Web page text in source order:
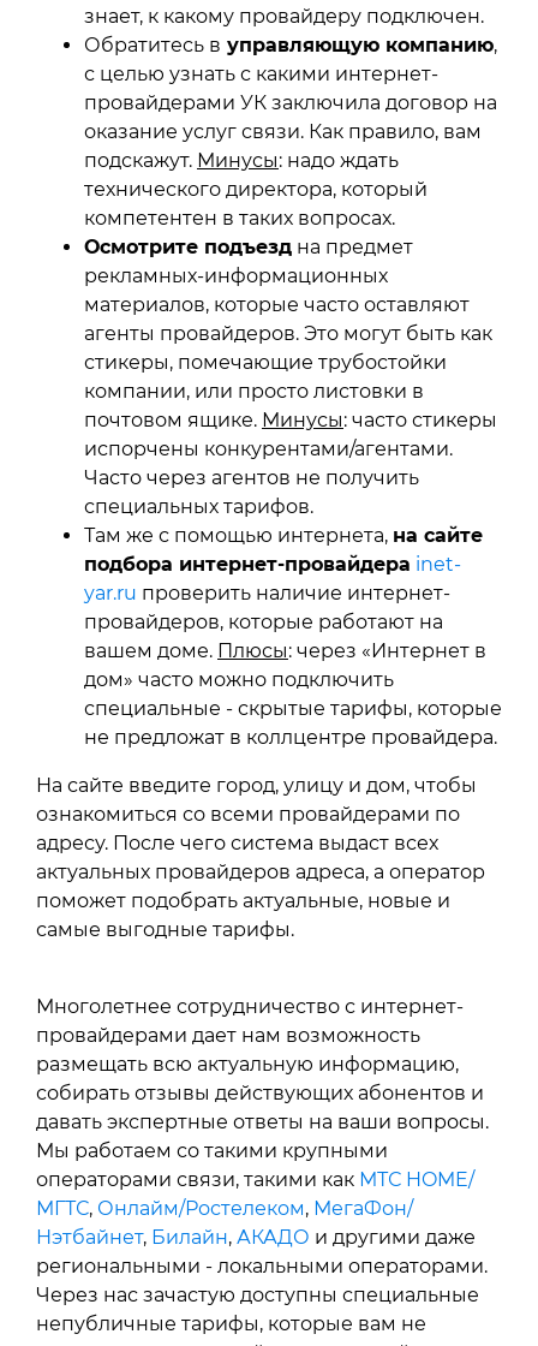
знает, к какому провайдеру подключен.
Обратитесь в управляющую компанию,
с целью узнать с какими интернет-
провайдерами УК заключила договор на
оказание услуг связи. Как правило, вам
подскажут. Минусы: надо ждать
технического директора, который
компетентен в таких вопросах.
Осмотрите подъезд на предмет
рекламных-информационных
материалов, которые часто оставляют
агенты провайдеров. Это могут быть как
стикеры, помечающие трубостойки
компании, или просто листовки в
почтовом ящике. Минусы: часто стикеры
испорчены конкурентами/агентами.
Часто через агентов не получить
специальных тарифов.
Там же с помощью интернета, на сайте
подбора интернет-провайдера inet-
yar.ru проверить наличие интернет-
провайдеров, которые работают на
вашем доме. Плюсы: через «Интернет в
дом» часто можно подключить
специальные - скрытые тарифы, которые
не предложат в коллцентре провайдера.
На сайте введите город, улицу и дом, чтобы
ознакомиться со всеми провайдерами по
адресу. После чего система выдаст всех
актуальных провайдеров адреса, а оператор
поможет подобрать актуальные, новые и
самые выгодные тарифы.
Многолетнее сотрудничество с интернет-
провайдерами дает нам возможность
размещать всю актуальную информацию,
собирать отзывы действующих абонентов и
давать экспертные ответы на ваши вопросы.
Мы работаем со такими крупными
операторами связи, такими как МТС HOME/
МГТС, Онлайм/Ростелеком, МегаФон/
Нэтбайнет, Билайн, АКАДО и другими даже
региональными - локальными операторами.
Через нас зачастую доступны специальные
непубличные тарифы, которые вам не